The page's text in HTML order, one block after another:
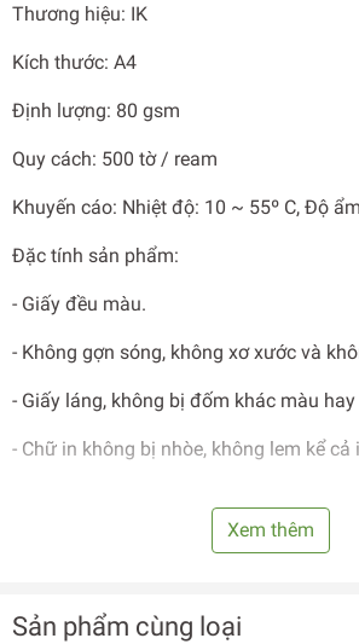
Thương hiệu: IK
Kích thước: A4
Định lượng: 80 gsm
Quy cách: 500 tờ / ream
Khuyến cáo: Nhiệt độ: 10 ~ 55º C, Độ
Đặc tính sản phẩm:
- Giấy đều màu.
- Không gợn sóng, không xơ xước và
- Giấy láng, không bị đốm khác màu
- Chữ in không bị nhòe, không lem kể cả
Xem thêm
Sản phẩm cùng loại